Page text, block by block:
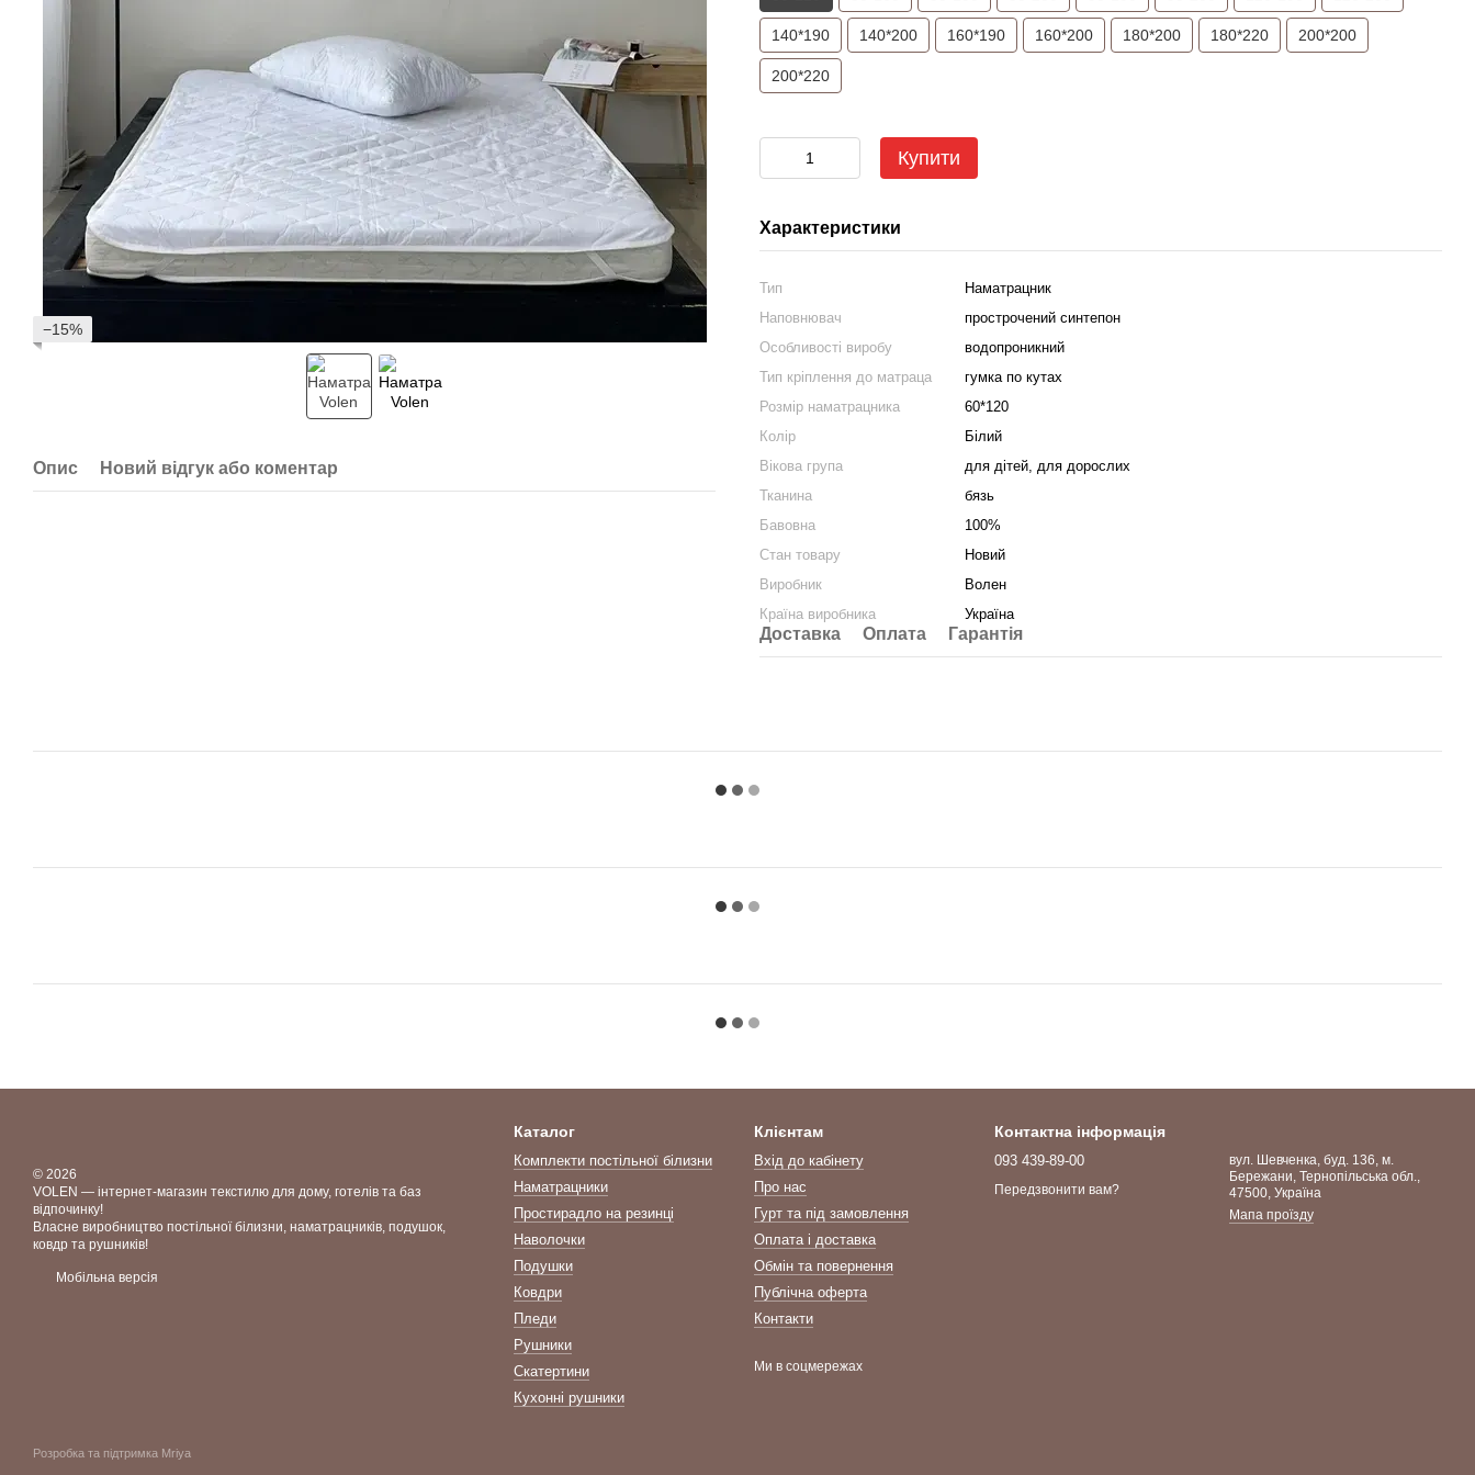
−15%
Опис Новий відгук або коментар
140*190 140*200 160*190 160*200 180*200 180*220 200*200
200*220
Купити
Характеристики
Тип
Наматрацник
Наповнювач
прострочений синтепон
Особливості виробу
водопроникний
Тип кріплення до матраца
гумка по кутах
Розмір наматрацника
60*120
Колір
Білий
Вікова група
для дітей, для дорослих
Тканина
бязь
Бавовна
100%
Стан товару
Новий
Виробник
Волен
Країна виробника
Україна
Доставка Оплата Гарантія
© 2026
VOLEN — інтернет-магазин текстилю для дому, готелів та баз
відпочинку!
Власне виробництво постільної білизни, наматрацників, подушок,
ковдр та рушників!
Мобільна версія
Розробка та підтримка Mriya
Каталог
Комплекти постільної білизни
Наматрацники
Простирадло на резинці
Наволочки
Подушки
Ковдри
Пледи
Рушники
Скатертини
Кухонні рушники
Клієнтам
Вхід до кабінету
Про нас
Гурт та під замовлення
Оплата і доставка
Обмін та повернення
Публічна оферта
Контакти
Ми в соцмережах
Контактна інформація
093 439-89-00
Передзвонити вам?
вул. Шевченка, буд. 136, м.
Бережани, Тернопільська обл.,
47500, Україна
Мапа проїзду